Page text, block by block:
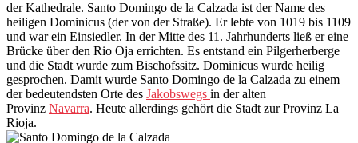
der Kathedrale. Santo Domingo de la Calzada ist der Name des
heiligen Dominicus (der von der Straße). Er lebte von 1019 bis 1109
und war ein Einsiedler. In der Mitte des 11. Jahrhunderts ließ er eine
Brücke über den Rio Oja errichten. Es entstand ein Pilgerherberge
und die Stadt wurde zum Bischofssitz. Dominicus wurde heilig
gesprochen. Damit wurde Santo Domingo de la Calzada zu einem
der bedeutendsten Orte des Jakobswegs in der alten
Provinz Navarra. Heute allerdings gehört die Stadt zur Provinz La
Rioja.